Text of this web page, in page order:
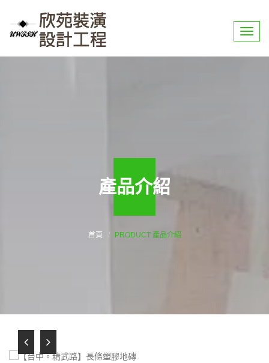
選
產品介紹
首頁 PRODUCT 產品介紹